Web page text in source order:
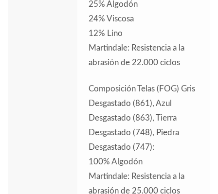
25% Algodón
24% Viscosa
12% Lino
Martindale: Resistencia a la
abrasión de 22.000 ciclos
Composición Telas (FOG) Gris
Desgastado (861), Azul
Desgastado (863), Tierra
Desgastado (748), Piedra
Desgastado (747):
100% Algodón
Martindale: Resistencia a la
abrasión de 25.000 ciclos